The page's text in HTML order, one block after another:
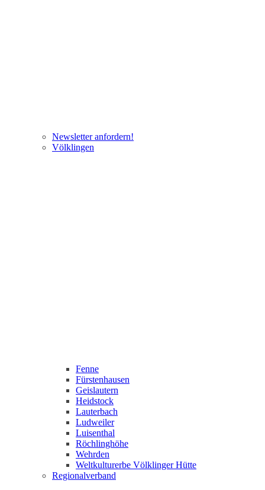
Newsletter anfordern!
Völklingen
Fenne
Fürstenhausen
Geislautern
Heidstock
Lauterbach
Ludweiler
Luisenthal
Röchlinghöhe
Wehrden
Weltkulturerbe Völklinger Hütte
Regionalverband